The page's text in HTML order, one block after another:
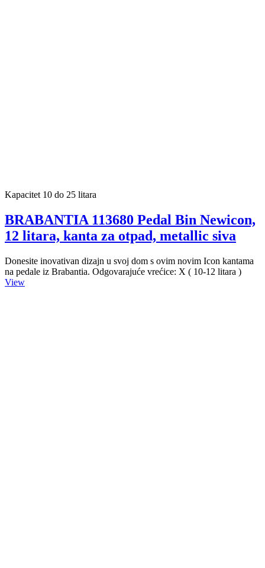
Kapacitet 10 do 25 litara
BRABANTIA 113680 Pedal Bin Newicon,
12 litara, kanta za otpad, metallic siva
Donesite inovativan dizajn u svoj dom s ovim novim Icon kantama
na pedale iz Brabantia. Odgovarajuće vrećice: X ( 10-12 litara )
View